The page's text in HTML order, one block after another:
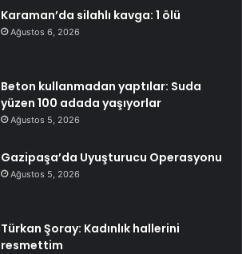
Karaman’da silahlı kavga: 1 ölü
Ağustos 6, 2026
Beton kullanmadan yaptılar: Suda
yüzen 100 adada yaşıyorlar
Ağustos 5, 2026
Gazipaşa’da Uyuşturucu Operasyonu
Ağustos 5, 2026
Türkan Şoray: Kadınlık hallerini
resmettim